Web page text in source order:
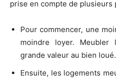
prise en compte de plusieurs
Pour commencer, une
moindre loyer.
grande valeur au bien loué.
Ensuite, les logements